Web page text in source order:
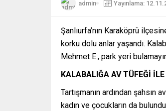
admin Yayınlama:
Şanlıurfa’nın Karaköprü
korku dolu anlar yaşandı.
Mehmet E., park yeri
KALABALIĞA AV TÜFEĞİ
Tartışmanın ardından
kadın ve çocukların da